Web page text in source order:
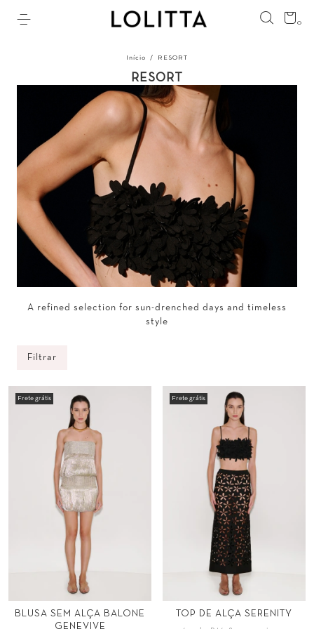
0
Início / RESORT
RESORT
A refined selection for sun-drenched days and timeless
style
Filtrar
Frete grátis
Tamanho
P M
BLUSA SEM ALÇA BALONE
GENEVIVE
Frete grátis
Tamanho
P G
TOP DE ALÇA SERENITY